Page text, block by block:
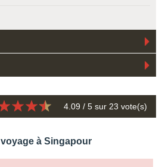
4.09 / 5 sur 23 vote(s)
à Singapour